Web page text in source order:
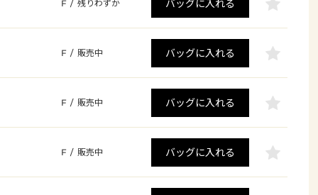
F / 残りわずか バッグに入れる
F / 販売中 バッグに入れる
F / 販売中 バッグに入れる
F / 販売中 バッグに入れる